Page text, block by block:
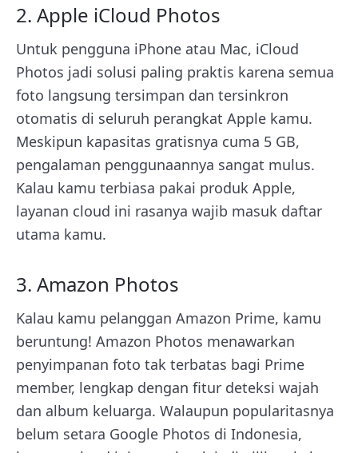
2. Apple iCloud Photos
Untuk pengguna iPhone atau Mac, iCloud
Photos jadi solusi paling praktis karena semua
foto langsung tersimpan dan tersinkron
otomatis di seluruh perangkat Apple kamu.
Meskipun kapasitas gratisnya cuma 5 GB,
pengalaman penggunaannya sangat mulus.
Kalau kamu terbiasa pakai produk Apple,
layanan cloud ini rasanya wajib masuk daftar
utama kamu.
3. Amazon Photos
Kalau kamu pelanggan Amazon Prime, kamu
beruntung! Amazon Photos menawarkan
penyimpanan foto tak terbatas bagi Prime
member, lengkap dengan fitur deteksi wajah
dan album keluarga. Walaupun popularitasnya
belum setara Google Photos di Indonesia,